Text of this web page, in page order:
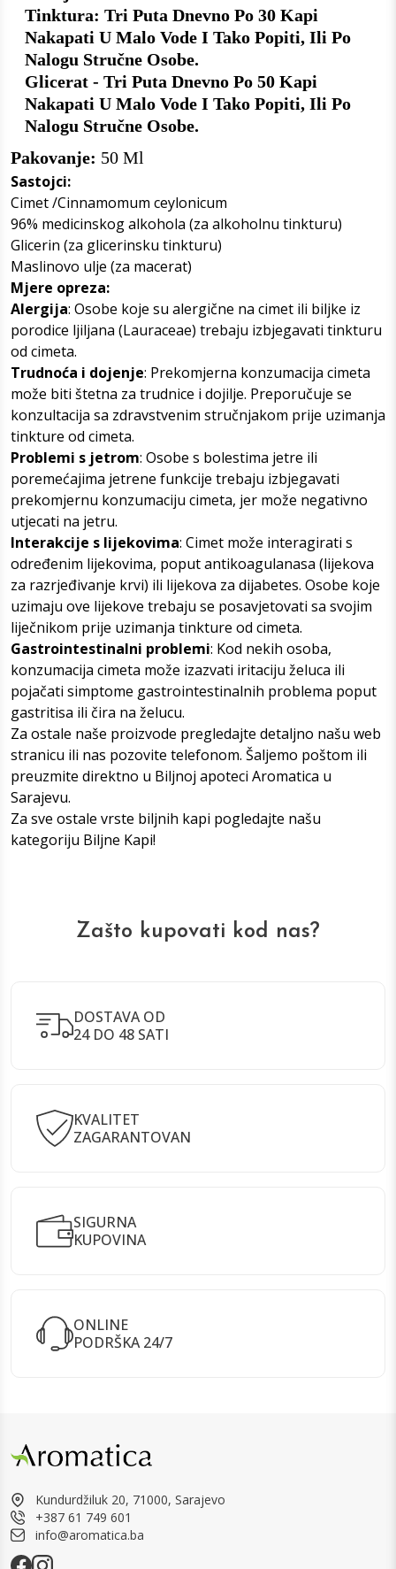
Tinktura: Tri Puta Dnevno Po 30 Kapi
Nakapati U Malo Vode I Tako Popiti, Ili Po
Nalogu Stručne Osobe.
Glicerat - Tri Puta Dnevno Po 50 Kapi
Nakapati U Malo Vode I Tako Popiti, Ili Po
Nalogu Stručne Osobe.
Pakovanje: 50 Ml
Sastojci:
Cimet /Cinnamomum ceylonicum
96% medicinskog alkohola (za alkoholnu tinkturu)
Glicerin (za glicerinsku tinkturu)
Maslinovo ulje (za macerat)
Mjere opreza:
Alergija: Osobe koje su alergične na cimet ili biljke iz
porodice ljiljana (Lauraceae) trebaju izbjegavati tinkturu
od cimeta.
Trudnoća i dojenje: Prekomjerna konzumacija cimeta
može biti štetna za trudnice i dojilje. Preporučuje se
konzultacija sa zdravstvenim stručnjakom prije uzimanja
tinkture od cimeta.
Problemi s jetrom: Osobe s bolestima jetre ili
poremećajima jetrene funkcije trebaju izbjegavati
prekomjernu konzumaciju cimeta, jer može negativno
utjecati na jetru.
Interakcije s lijekovima: Cimet može interagirati s
određenim lijekovima, poput antikoagulanasa (lijekova
za razrjeđivanje krvi) ili lijekova za dijabetes. Osobe koje
uzimaju ove lijekove trebaju se posavjetovati sa svojim
liječnikom prije uzimanja tinkture od cimeta.
Gastrointestinalni problemi: Kod nekih osoba,
konzumacija cimeta može izazvati iritaciju želuca ili
pojačati simptome gastrointestinalnih problema poput
gastritisa ili čira na želucu.
Za ostale naše proizvode pregledajte detaljno našu web
stranicu ili nas pozovite telefonom. Šaljemo poštom ili
preuzmite direktno u Biljnoj apoteci Aromatica u
Sarajevu.
Za sve ostale vrste biljnih kapi pogledajte našu
kategoriju Biljne Kapi!
Zašto kupovati kod nas?
DOSTAVA OD
24 DO 48 SATI
KVALITET
ZAGARANTOVAN
SIGURNA
KUPOVINA
ONLINE
PODRŠKA 24/7
Kundurdžiluk 20, 71000, Sarajevo
+387 61 749 601
info@aromatica.ba